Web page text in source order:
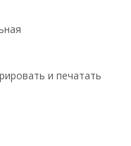
и печатать